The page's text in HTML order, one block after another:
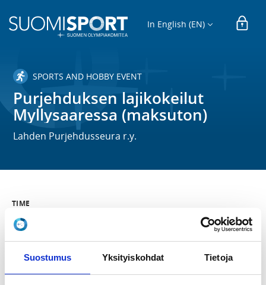
Suostumus Yksityiskohdat Tietoja
In English (EN)
SPORTS AND HOBBY EVENT
Purjehduksen lajikokeilut
Myllysaaressa (maksuton)
Lahden Purjehdusseura r.y.
TIME
We 15.7.2026 at 10:00 - 12:00
Myllysaari, 15900 Lahti, Suomi
View map